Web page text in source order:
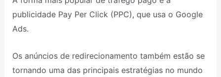
publicidade Pay Per Click (PPC), que usa o Google
Ads.
Os anúncios de redirecionamento também estão se
tornando uma das principais estratégias no mundo